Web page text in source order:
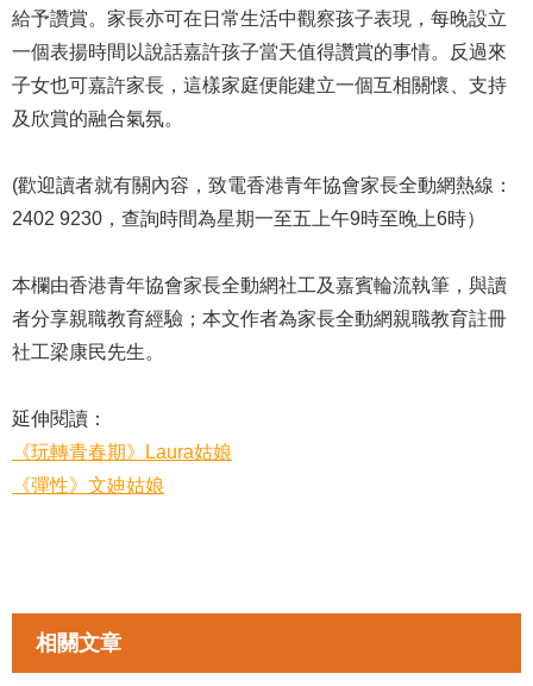
給予讚賞。家長亦可在日常生活中觀察孩子表現，每晚設立
一個表揚時間以說話嘉許孩子當天值得讚賞的事情。反過來
子女也可嘉許家長，這樣家庭便能建立一個互相關懷、支持
及欣賞的融合氣氛。
(歡迎讀者就有關內容，致電香港青年協會家長全動網熱線：
2402 9230，查詢時間為星期一至五上午9時至晚上6時）
本欄由香港青年協會家長全動網社工及嘉賓輪流執筆，與讀
者分享親職教育經驗；本文作者為家長全動網親職教育註冊
社工梁康民先生。
延伸閱讀：
《玩轉青春期》Laura姑娘
《彈性》文廸姑娘
相關文章
拉近親子距離